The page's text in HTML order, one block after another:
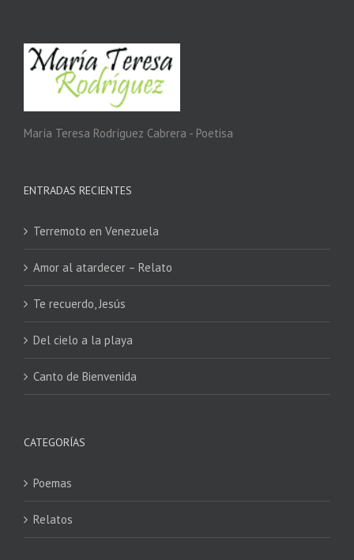
María Teresa Rodríguez Cabrera - Poetisa
ENTRADAS RECIENTES
Terremoto en Venezuela
Amor al atardecer – Relato
Te recuerdo, Jesús
Del cielo a la playa
Canto de Bienvenida
CATEGORÍAS
Poemas
Relatos